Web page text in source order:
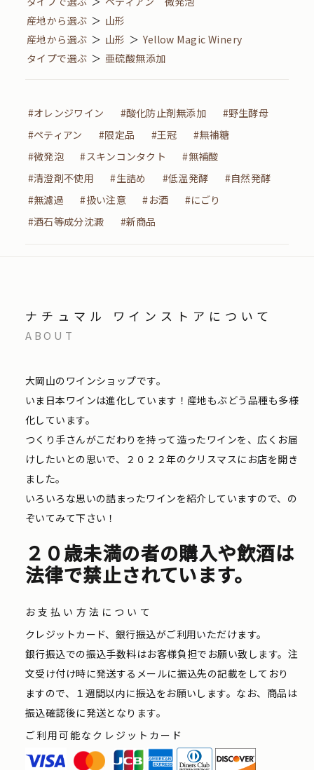
産地から選ぶ ＞ 山形
産地から選ぶ ＞ 山形 ＞ Yellow Magic Winery
タイプで選ぶ ＞ 亜硫酸無添加
#オレンジワイン #酸化防止剤無添加
#野生酵母
#ペティアン
#限定品 #王冠
#無補糖
#微発泡
#スキンコンタクト
#無補酸
#清澄剤不使用
#生詰め #低温発酵
#自然発酵
#無濾過
#扱い注意 #お酒
#にごり
#酒石等成分沈澱
#新商品
ナチュマル ワインストアについて
ABOUT
大岡山のワインショップです。
いま日本ワインは進化しています！産地もぶどう品種も多様
化しています。
つくり手さんがこだわりを持って造ったワインを、広くお届
けしたいとの思いで、２０２２年のクリスマスにお店を開き
ました。
いろいろな思いの詰まったワインを紹介していますので、の
ぞいてみて下さい！
２０歳未満の者の購入や飲酒は
法律で禁止されています。
お支払い方法について
クレジットカード、銀行振込がご利用いただけます。
銀行振込での振込手数料はお客様負担でお願い致します。注
文受け付け時に発送するメールに振込先の記載をしており
ますので、１週間以内に振込をお願いします。なお、商品は
振込確認後に発送となります。
ご利用可能なクレジットカード